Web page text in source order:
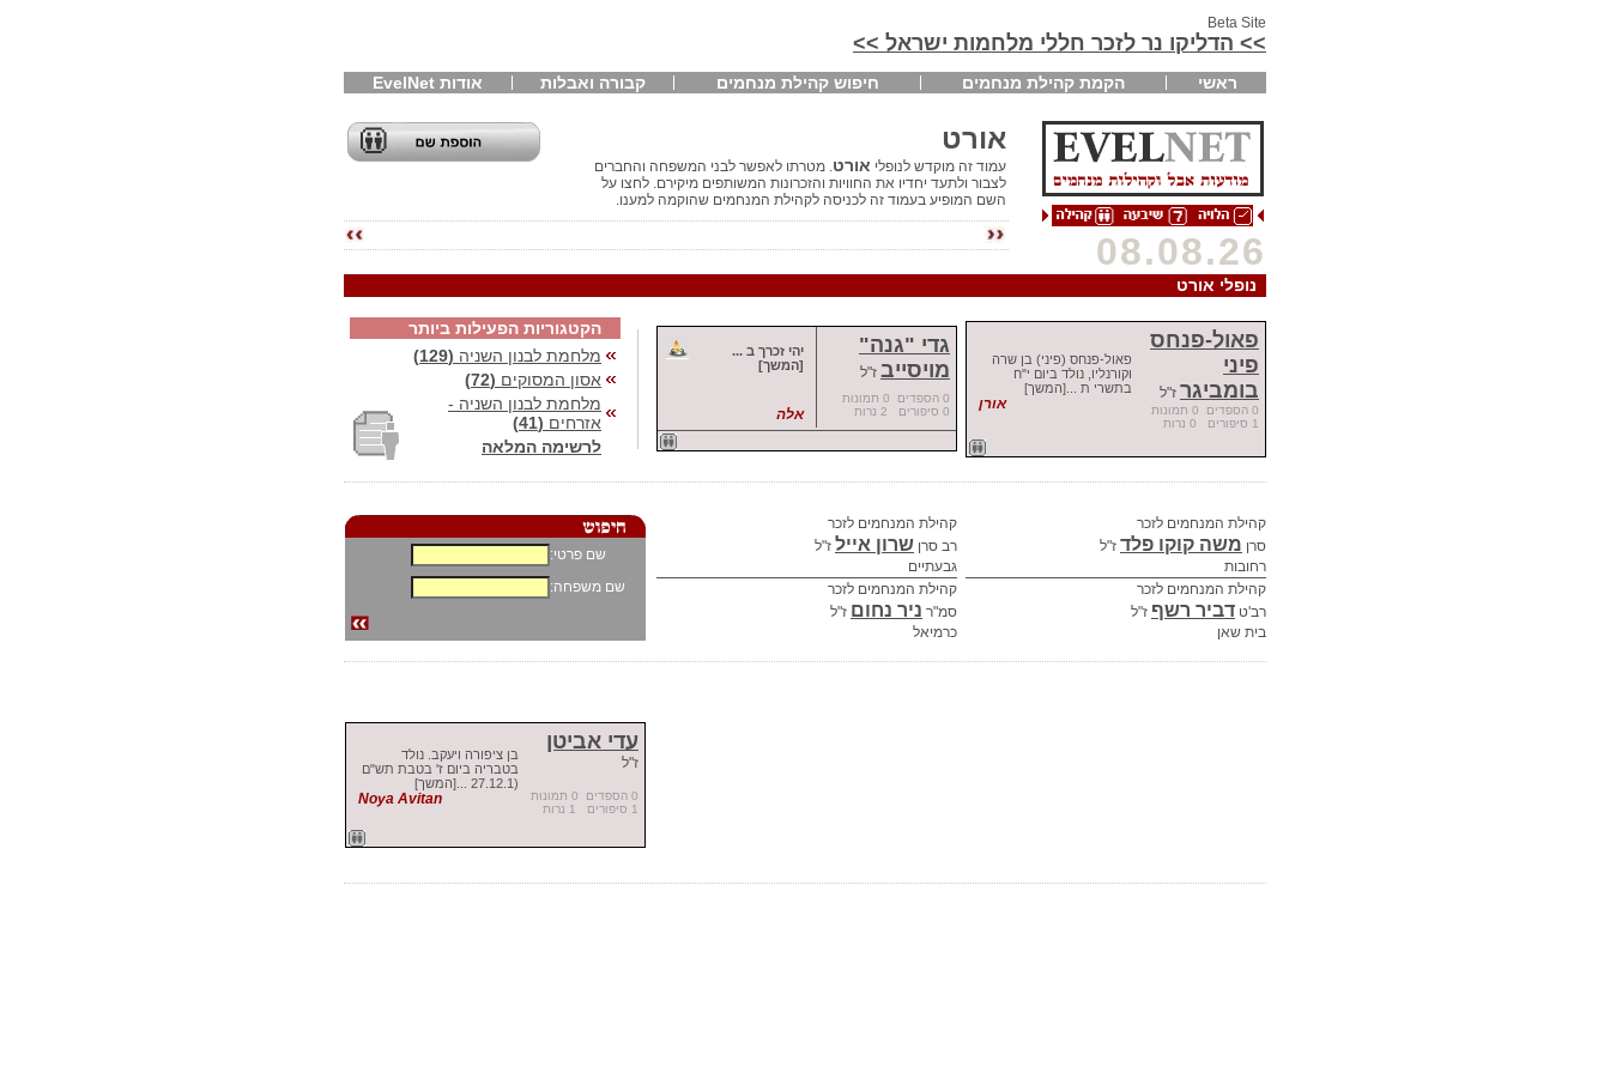
Beta Site
>> הדליקו נר לזכר חללי מלחמות ישראל >>
ראשי הקמת קהילת מנחמים חיפוש קהילת מנחמים קבורה ואבלות אודות EvelNet
אורט
עמוד זה מוקדש לנופלי אורט. מטרתו לאפשר לבני המשפחה והחברים
לצבור ולתעד יחדיו את החוויות והזכרונות המשותפים מיקירם. לחצו על
השם המופיע בעמוד זה לכניסה לקהילת המנחמים שהוקמה למענו.
08.08.26
נופלי אורט
הקטגוריות הפעילות ביותר
מלחמת לבנון השניה (129)
אסון המסוקים (72)
מלחמת לבנון השניה -
אזרחים (41)
לרשימה המלאה
גדי "גנה"
מויסייב ז"ל
יהי זכרך ב ...
[המשך]
אלה
0 הספדים 0 תמונות
0 סיפורים 2 נרות
פאול-פנחס
פיני
בומביגר ז"ל
פאול-פנחס (פיני) בן שרה
וקורנליו, נולד ביום י"ח
בתשרי ת ...[המשך]
אורן
0 הספדים 0 תמונות
1 סיפורים 0 נרות
שם פרטי:
שם משפחה:
קהילת המנחמים לזכר
רב סרן שרון אייל ז"ל
גבעתיים
קהילת המנחמים לזכר
סמ"ר ניר נחום ז"ל
כרמיאל
קהילת המנחמים לזכר
סרן משה קוקו פלד ז"ל
רחובות
קהילת המנחמים לזכר
רב'ט דביר רשף ז"ל
בית שאן
עדי אביטן
ז"ל
בן ציפורה ויעקב. נולד
בטבריה ביום ז' בטבת תש"ם
(27.12.1 ...[המשך]
Noya Avitan
0 הספדים 0 תמונות
1 סיפורים 1 נרות